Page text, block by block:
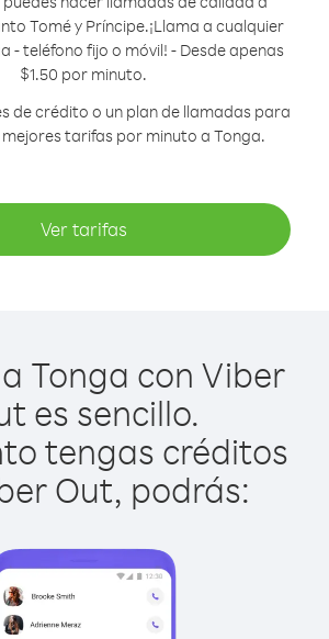
Tomé y Príncipe.¡Llama a cualquier
- teléfono fijo o móvil! - Desde apenas
$1.50 por minuto.
de crédito o un plan de llamadas para
tarifas por minuto a Tonga.
Ver tarifas
Tonga con Viber
es sencillo.
tengas créditos
Out, podrás: